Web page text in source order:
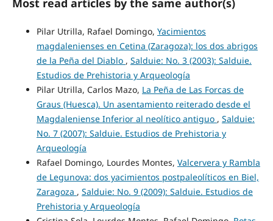
Most read articles by the same author(s)
Pilar Utrilla, Rafael Domingo, Yacimientos
magdalenienses en Cetina (Zaragoza): los dos abrigos
de la Peña del Diablo , Salduie: No. 3 (2003): Salduie.
Estudios de Prehistoria y Arqueología
Pilar Utrilla, Carlos Mazo, La Peña de Las Forcas de
Graus (Huesca). Un asentamiento reiterado desde el
Magdaleniense Inferior al neolítico antiguo , Salduie:
No. 7 (2007): Salduie. Estudios de Prehistoria y
Arqueología
Rafael Domingo, Lourdes Montes, Valcervera y Rambla
de Legunova: dos yacimientos postpaleolíticos en Biel,
Zaragoza , Salduie: No. 9 (2009): Salduie. Estudios de
Prehistoria y Arqueología